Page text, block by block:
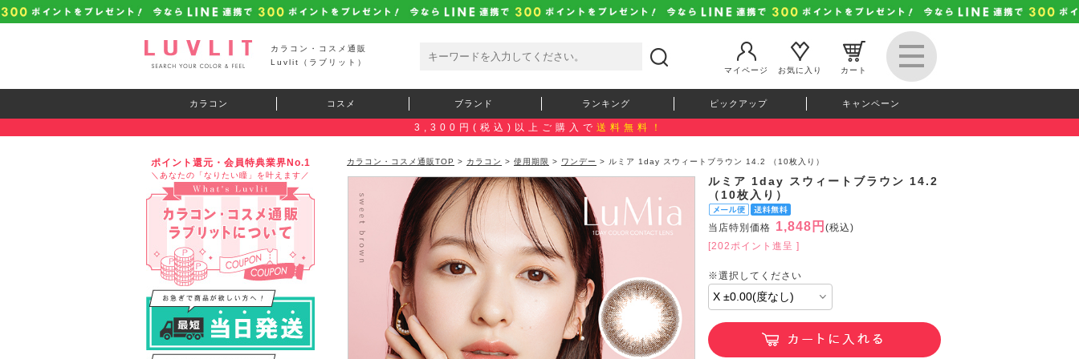
カラコン・コスメ通販
Luvlit（ラブリット）
マイページ
お気に入り カート
カラコン コスメ ブランド ランキング ピックアップ キャンペーン
3,300円(税込)以上ご購入で 送料無料！
ポイント還元・会員特典業界No.1
＼あなたの「なりたい瞳」を叶えます／
カラコン・コスメ通販TOP > カラコン > 使用期限 > ワンデー > ルミア 1day スウィートブラウン 14.2 （10枚入り）
ルミア 1day スウィートブラウン 14.2
（10枚入り）
当店特別価格 1,848円 (税込)
[202ポイント進呈 ]